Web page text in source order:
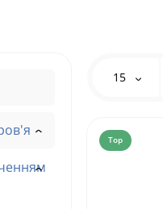
15
Top